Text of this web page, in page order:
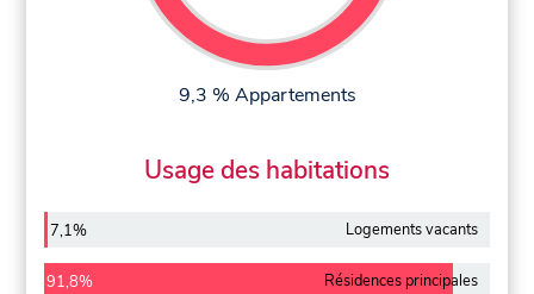
9,3 % Appartements
Usage des habitations
7,1% Logements vacants
91,8% Résidences principales